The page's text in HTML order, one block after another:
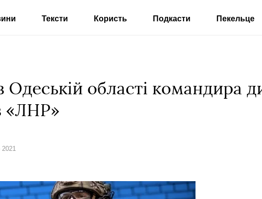
Тексти Користь Подкасти Пекельце
області командира
«ЛНР»
2021